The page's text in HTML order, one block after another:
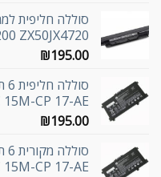
ZX50JX4720
₪195.00
CP 17-AE
₪195.00
CP 17-AE